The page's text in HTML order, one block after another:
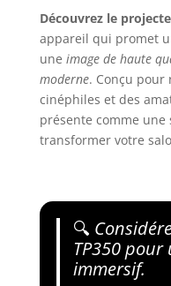
Découvrez le
appareil qui promet
une image de haute
moderne. Conçu pour
cinéphiles et des
présente comme
transformer votre
🔍
TP350
immersif.